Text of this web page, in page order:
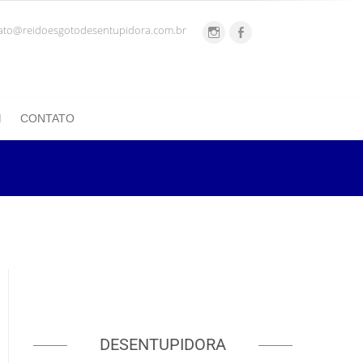
CONTATO
DESENTUPIDORA